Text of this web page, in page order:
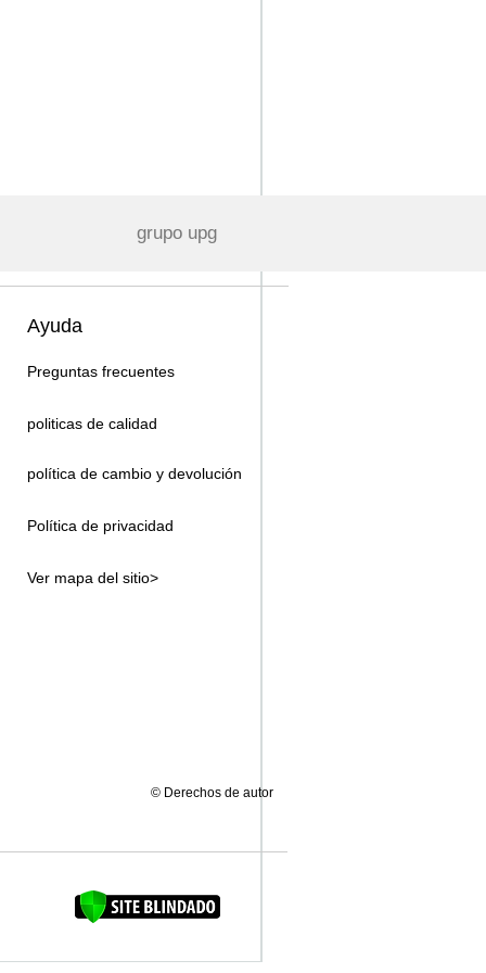
grupo upg
Ayuda
Preguntas frecuentes
politicas de calidad
política de cambio y devolución
Política de privacidad
Ver mapa del sitio>
© Derechos de autor